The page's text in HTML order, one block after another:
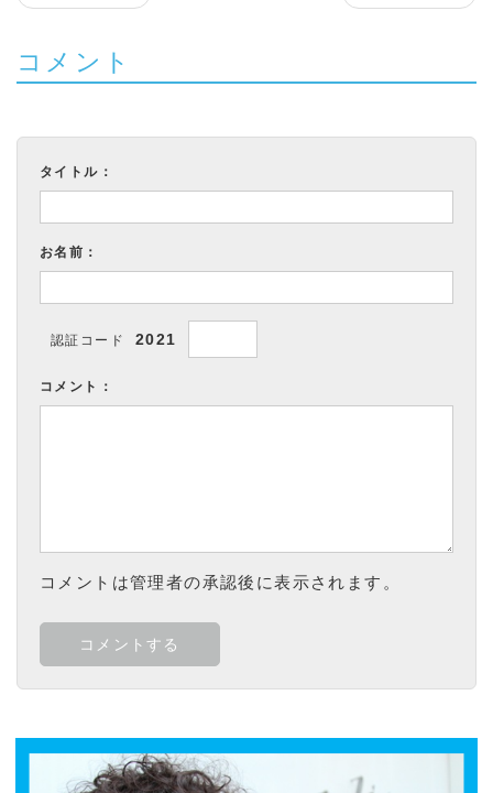
コメント
タイトル：
お名前：
認証コード 2021
コメント：
コメントは管理者の承認後に表示されます。